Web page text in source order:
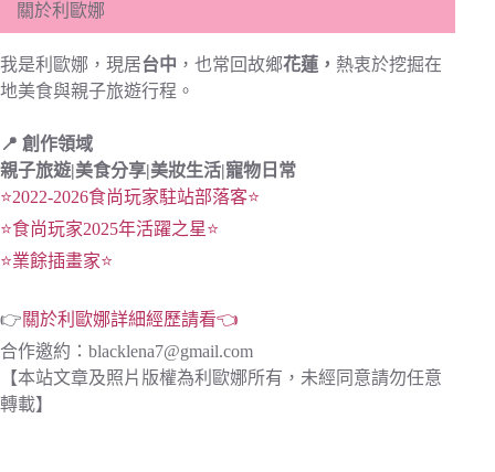
關於利歐娜
我是利歐娜，現居台中 ，也常回故鄉花蓮， 熱衷於挖掘在
地美食與親子旅遊行程。
📍 創作領域
親子旅遊|美食分享|美妝生活|寵物日常
⭐2022-2026食尚玩家駐站部落客⭐
⭐食尚玩家2025年活躍之星⭐
⭐業餘插畫家⭐
👉關於利歐娜詳細經歷請看👈
合作邀約： blacklena7@gmail.com
【本站文章及照片版權為利歐娜所有，未經同意請勿任意
轉載】